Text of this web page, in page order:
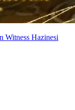
Witness Hazinesi